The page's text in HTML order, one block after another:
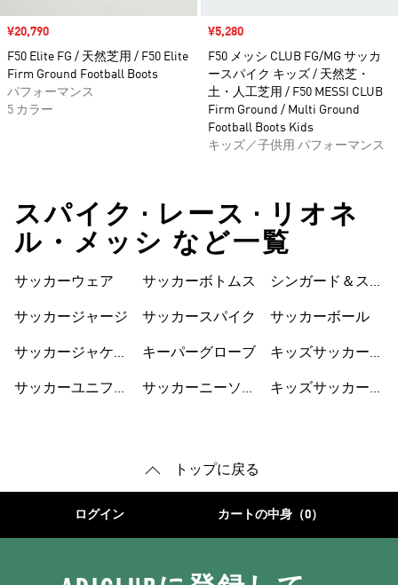
セール価格
¥20,790
F50 Elite FG / 天然芝用 / F50 Elite
Firm Ground Football Boots
パフォーマンス
5 カラー
セール価格
¥5,280
F50 メッシ CLUB FG/MG サッカ
ースパイク キッズ / 天然芝・
土・人工芝用 / F50 MESSI CLUB
Firm Ground / Multi Ground
Football Boots Kids
キッズ／子供用 パフォーマンス
スパイク • レース • リオネ
ル・メッシ など一覧
サッカーウェア
サッカージャージ
サッカージャケッ
サッカーユニフォ
サッカーボトムス
サッカースパイク
キーパーグローブ
サッカーニーソッ
シンガード＆スト
サッカーボール
キッズサッカーウ
キッズサッカーシ
トップに戻る
ログイン カートの中身（0）